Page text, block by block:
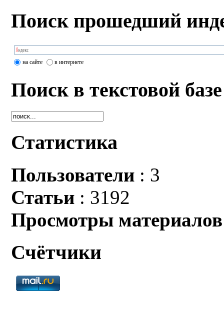
Поиск прошедший
на сайте в интернете
Поиск в текстовой базе
Статистика
Пользователи : 3
Статьи : 3192
Просмотры материалов
Счётчики